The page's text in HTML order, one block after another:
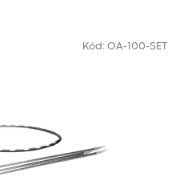
Kód: OA-100-SET